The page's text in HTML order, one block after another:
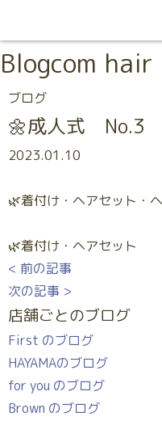
Blogcom hair
ブログ
🌼成人式 No.3
2023.01.10
🌿着付け・ヘアセット・
🌿着付け・ヘアセット
< 前の記事
次の記事 >
店舗ごとのブログ
First のブログ
HAYAMAのブログ
for you のブログ
Brown のブログ